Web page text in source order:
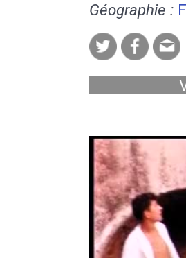
Géographie :